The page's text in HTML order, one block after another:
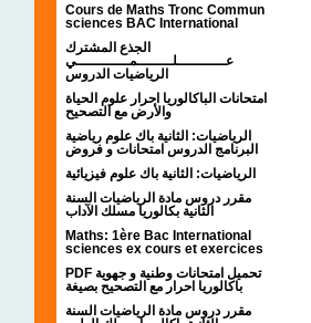
Cours de Maths Tronc Commun
sciences BAC International
الجذع المشترك
عـــــــــــلــــــــمــــــــــــي
الرياضيات الدروس
امتحانات الباكالوريا احرار علوم الحياة
والأرض مع التصحيح
الرياضيات: الثانية باك علوم رياضية
البرنامج الدروس امتحانات و فروض
الرياضيات: الثانية باك علوم فيزيائية
مقرر دروس مادة الرياضيات السنة
الثانية بكالوريا مسلك الآداب
Maths: 1ère Bac International
sciences ex cours et exercices
PDF تحميل امتحانات وطنية و جهوية
باكالوريا احرار مع التصحيح بصيغة
مقرر دروس مادة الرياضيات السنة